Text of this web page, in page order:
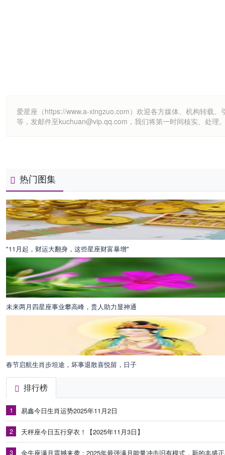
爱星座（https://www.a-xingzuo.com）欢迎各方媒体、机构转载
等，发邮件至kuchuan@vip.qq.com，我们将第一时间核实、处理
热门图集
"11月起，财运大翻身，这些星座财富暴增"
未来两月四星座事业攀高峰，贵人助力显神通
春节启航生肖步坦途，坏事退散喜悦留，日子
排行榜
1 易鑫今日生肖运势2025年11月2日
2 天秤座今日五行穿衣！【2025年11月3日】
3 金牛座满月震撼来袭：2025年最强满月能量冲击旧有模式，新的丰盛